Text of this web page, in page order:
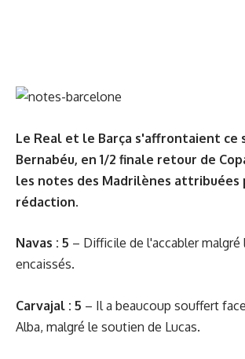
Le Real et le Barça s'affrontaient ce
Bernabéu, en 1/2 finale retour de
les notes des Madrilènes attribuées
rédaction.
Navas : 5 – Difficile de l'accabler malgré
encaissés.
Carvajal : 5 – Il a beaucoup souffert
Alba, malgré le soutien de Lucas.